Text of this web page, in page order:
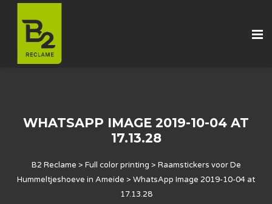
WHATSAPP IMAGE 2019-10-04 AT
17.13.28
B2 Reclame > Full color printing > Raamstickers voor De
Hummeltjeshoeve in Ameide > WhatsApp Image 2019-10-04 at
17.13.28